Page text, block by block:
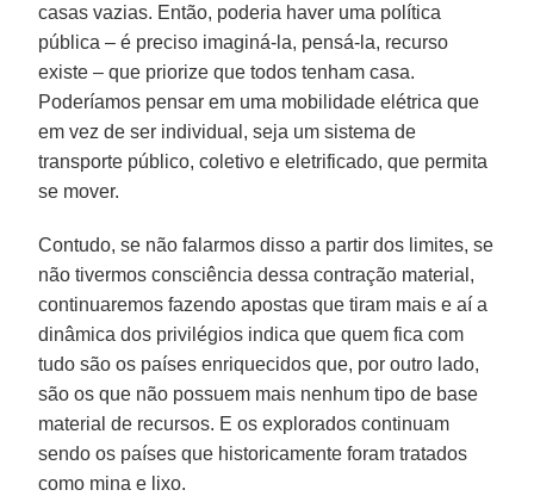
casas vazias. Então, poderia haver uma política
pública – é preciso imaginá-la, pensá-la, recurso
existe – que priorize que todos tenham casa.
Poderíamos pensar em uma mobilidade elétrica que
em vez de ser individual, seja um sistema de
transporte público, coletivo e eletrificado, que permita
se mover.
Contudo, se não falarmos disso a partir dos limites, se
não tivermos consciência dessa contração material,
continuaremos fazendo apostas que tiram mais e aí a
dinâmica dos privilégios indica que quem fica com
tudo são os países enriquecidos que, por outro lado,
são os que não possuem mais nenhum tipo de base
material de recursos. E os explorados continuam
sendo os países que historicamente foram tratados
como mina e lixo.